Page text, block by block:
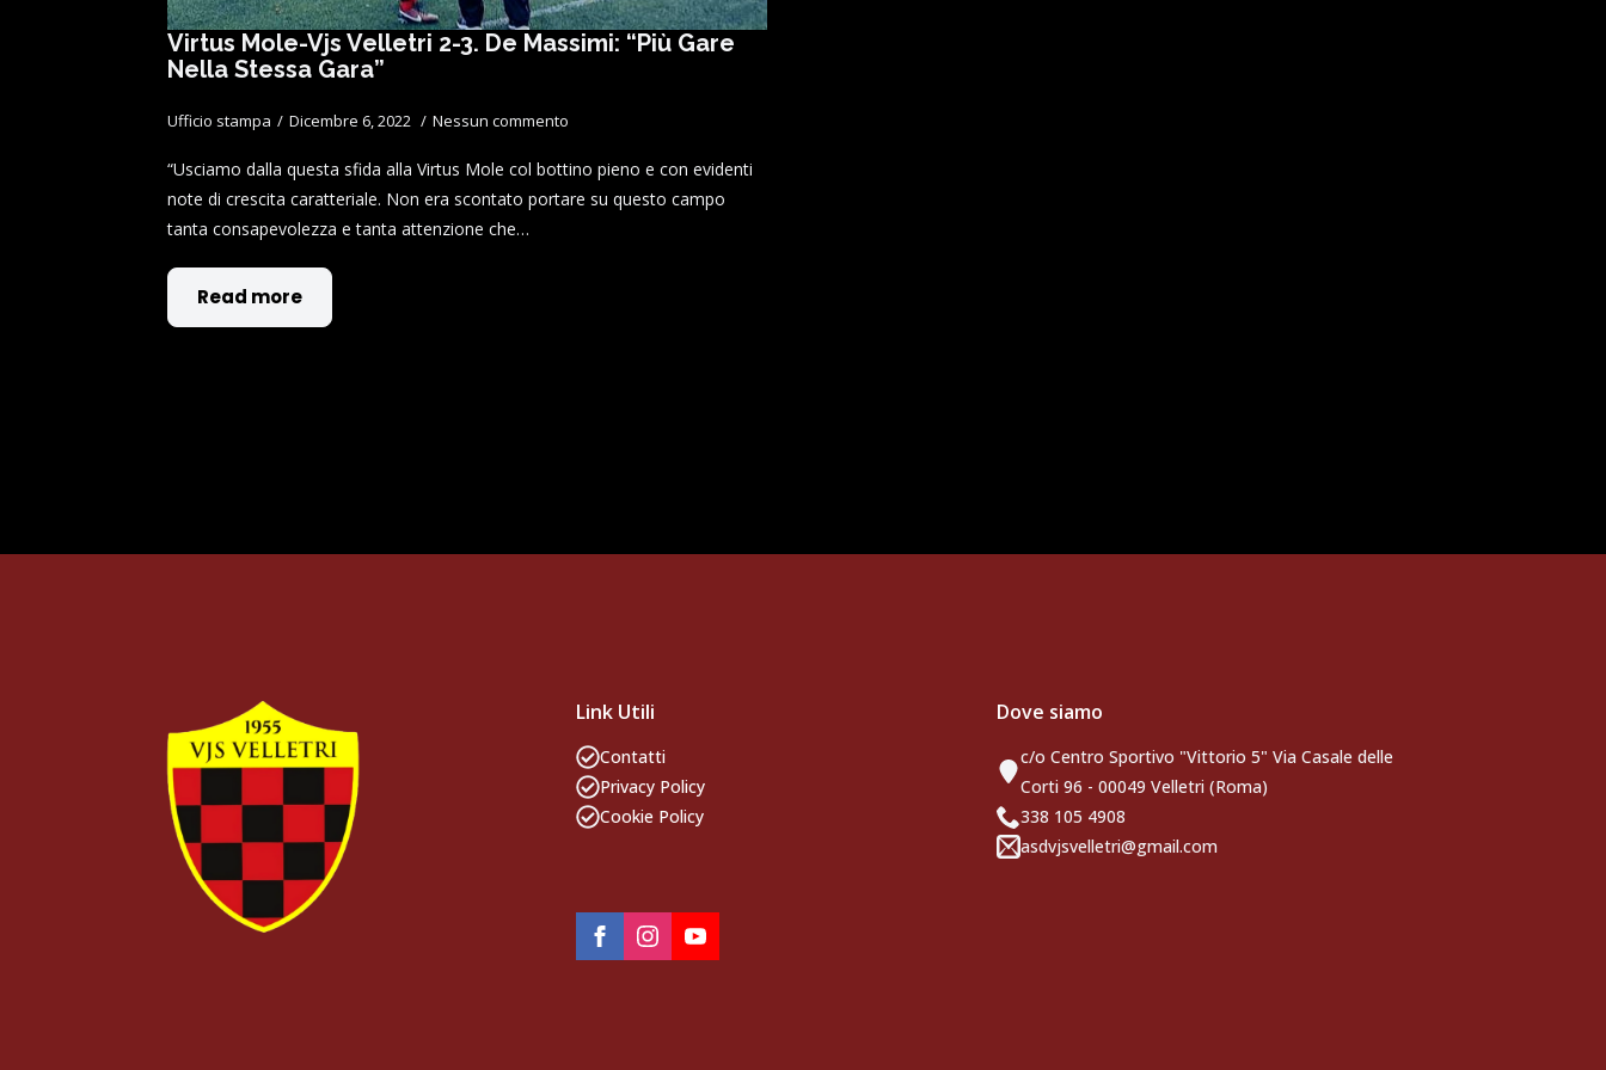
Virtus Mole-Vjs Velletri 2-3. De Massimi: “Più Gare
Nella Stessa Gara”
Ufficio stampa Dicembre 6, 2022 Nessun commento
“Usciamo dalla questa sfida alla Virtus Mole col bottino pieno e con evidenti
note di crescita caratteriale. Non era scontato portare su questo campo
tanta consapevolezza e tanta attenzione che…
Read more
Link Utili
Contatti
Privacy Policy
Cookie Policy
Dove siamo
c/o Centro Sportivo "Vittorio 5" Via Casale delle
Corti 96 - 00049 Velletri (Roma)
338 105 4908
asdvjsvelletri@gmail.com